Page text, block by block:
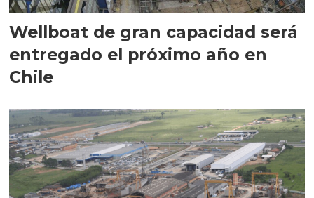
Wellboat de gran capacidad será
entregado el próximo año en
Chile